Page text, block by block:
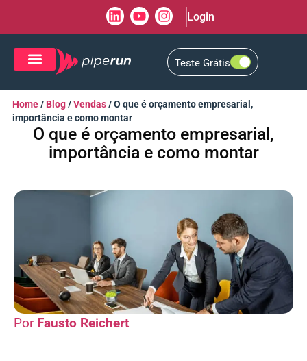
Login
Teste Grátis
Home/ Blog/Vendas/O que é orçamento empresarial,
importância e como montar
O que é orçamento empresarial,
importância e como montar
Fausto Reichert